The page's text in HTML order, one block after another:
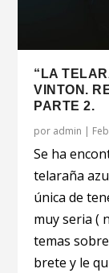
“LA
VINTON.
PARTE 2.
por admin
Se ha
telaraña
única de
muy seria (
temas
brete y le